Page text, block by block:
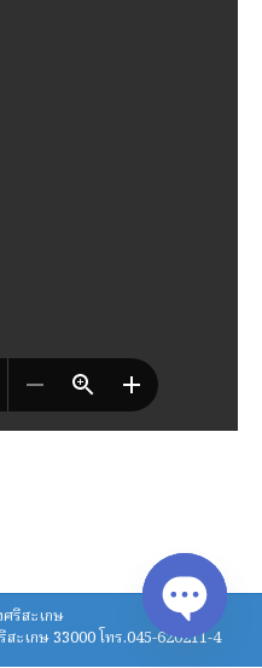
ศรีสะเกษ
ะเกษ 33000 โทร.045-620211-4
Open